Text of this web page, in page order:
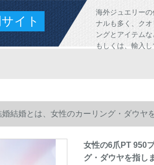
イト
海外ジュエリー
ナルも多く、ク
ングとアイテム
もしくは、輸入
結婚とは、女性のカーリング・ダウヤ
女性の6爪PT 950
グ・ダウヤを指し